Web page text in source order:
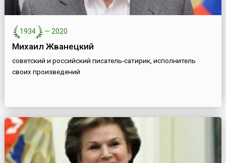
1934 — 2020
Михаил Жванецкий
советский и российский писатель-сатирик, исполнитель
своих произведений